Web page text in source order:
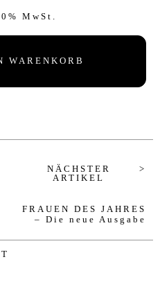
MwSt.
WARENKORB
NÄCHSTER
ARTIKEL
FRAUEN DES JAHRES
– Die neue Ausgabe